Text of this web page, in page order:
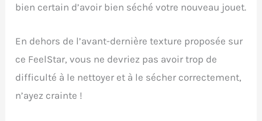
bien certain d’avoir bien séché votre nouveau jouet.
En dehors de l’avant-dernière texture proposée sur
ce FeelStar, vous ne devriez pas avoir trop de
difficulté à le nettoyer et à le sécher correctement,
n’ayez crainte !